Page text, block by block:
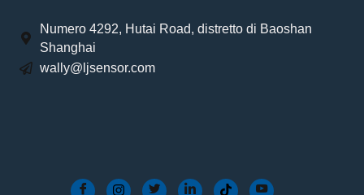
Numero 4292, Hutai Road, distretto di Baoshan
Shanghai
wally@ljsensor.com